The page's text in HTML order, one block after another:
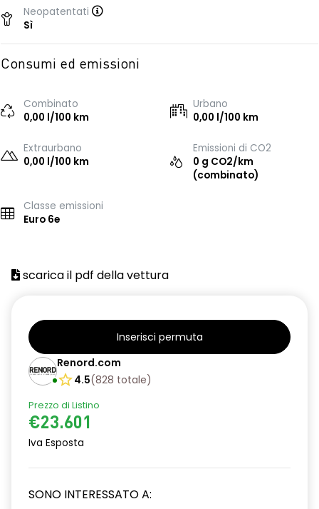
Neopatentati
Sì
Consumi ed emissioni
Combinato
0,00 l/100 km
Urbano
0,00 l/100 km
Extraurbano
0,00 l/100 km
Emissioni di CO2
0 g CO2/km
(combinato)
Classe emissioni
Euro 6e
scarica il pdf della vettura
Inserisci permuta
Renord.com
4.5(828 totale)
Prezzo di Listino
€23.601
Iva Esposta
SONO INTERESSATO A: